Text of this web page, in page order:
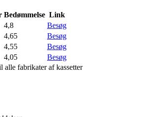
Bedømmelse Link
4,8
Besøg
4,65
Besøg
4,55
Besøg
4,05
Besøg
alle fabrikater af kassetter